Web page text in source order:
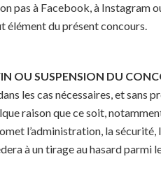
pas à Facebook, à Instagram
élément du présent concours.
OU SUSPENSION DU
les cas nécessaires, et
raison que ce soit,
l’administration, la sécurité,
à un tirage au hasard